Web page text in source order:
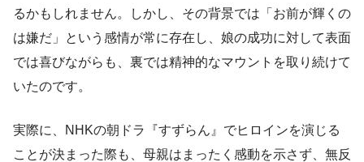
るかもしれません。しかし、その背景では「お前が輝くの
は嫌だ」という感情が常に存在し、娘の成功に対して表面
では喜びながらも、裏では精神的なマウントを取り続けて
いたのです。
実際に、NHKの朝ドラ『すずらん』でヒロインを演じる
ことが決まった際も、母親はまったく感動を示さず、無反